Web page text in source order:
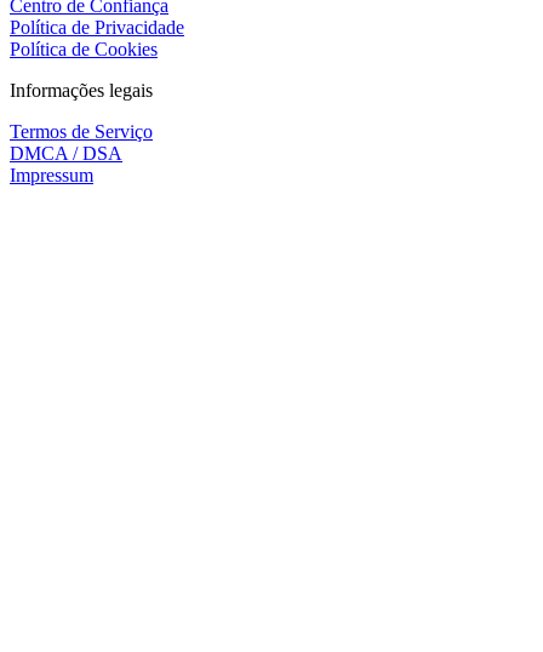
Centro de Confiança
Política de Privacidade
Política de Cookies
Informações legais
Termos de Serviço
DMCA / DSA
Impressum